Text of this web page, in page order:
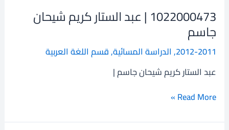
1022000473 | عبد الستار كريم شيحان
جاسم
2012-2011
, الدراسة المسائية,قسم اللغة العربية
عبد الستار كريم شيحان جاسم |
1022000473
|
عبد
الستار
شيحان
Read More »